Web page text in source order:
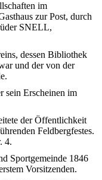
im
zur Post, durch
SNELL,
dessen Bibliothek
und der von der
sein Erscheinen im
der Öffentlichkeit
Feldbergfestes.
4.
Sportgemeinde 1846
Vorsitzenden.